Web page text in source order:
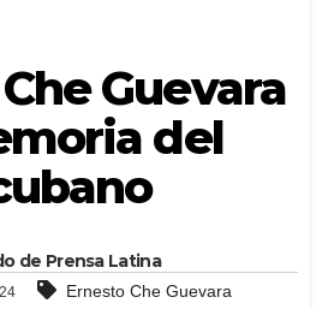
Guevara
del
de Prensa Latina
Ernesto Che Guevara